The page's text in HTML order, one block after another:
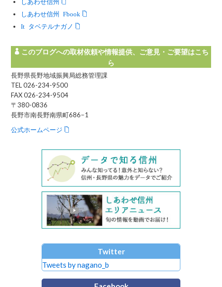
しあわせ信州
しあわせ信州 Facebook
Instagram タベテルナガノ
このブログへの取材依頼や情報提供、ご意見・ご要望はこち
ら
長野県長野地域振興局総務管理課
TEL 026-234-9500
FAX 026-234-9504
〒380-0836
長野市南長野南県町686−1
公式ホームページ
Twitter
Tweets by nagano_b